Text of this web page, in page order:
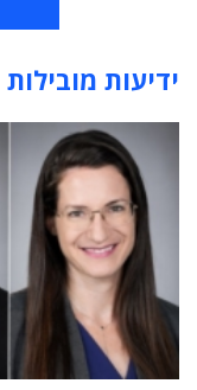
תוכן פרסומי
ידיעות מובילות